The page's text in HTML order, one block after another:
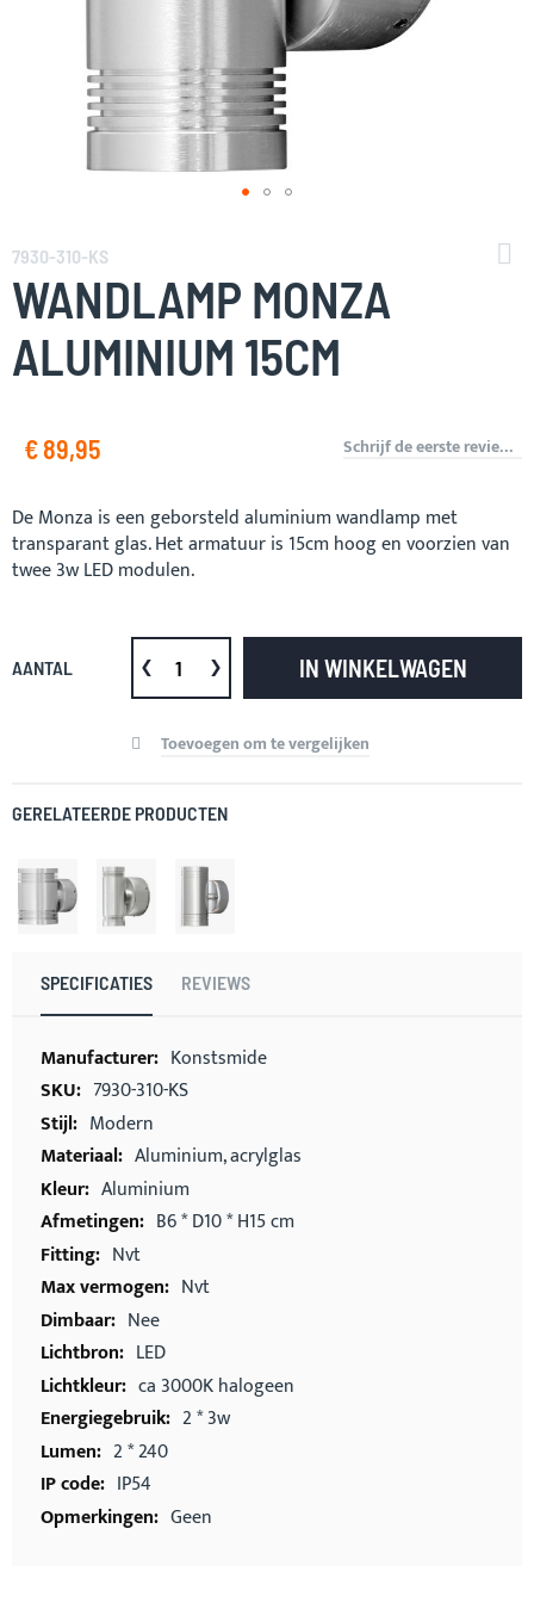
naar
het
begin
van
de
afbeeldingen-
7930-310-KS
WANDLAMP MONZA
ALUMINIUM 15CM
€ 89,95 Schrijf de eerste review over dit product
De Monza is een geborsteld aluminium wandlamp met
transparant glas. Het armatuur is 15cm hoog en voorzien van
twee 3w LED modulen.
AANTAL IN WINKELWAGEN
Toevoegen om te vergelijken
GERELATEERDE PRODUCTEN
SPECIFICATIES REVIEWS
Meer
informatie
Konstsmide
7930-310-KS
Modern
Aluminium, acrylglas
Aluminium
B6 * D10 * H15 cm
Nvt
Nvt
Nee
LED
ca 3000K halogeen
2 * 3w
2 * 240
IP54
Geen